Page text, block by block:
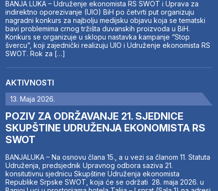
BANJA LUKA – Udruženje ekonomista RS SWOT i Uprava za
indirektno oporezivanje (UIO) BiH po četvrti put organizuju
nagradni konkurs za najbolju medijsku objavu koja se tematski
bavi problemima crnog tržišta duvanskih proizvoda u BiH.
Konkurs se organizuje u sklopu nastavka kampanje “Stop
švercu”, koji zajednički realizuju UIO i Udruženje ekonomista RS
SWOT. Rok za […]
AKTIVNOSTI
13. Maja 2026.
POZIV ZA ODRŽAVANJE 21. SJEDNICE
SKUPŠTINE UDRUŽENJA EKONOMISTA RS
SWOT
BANJALUKA – Na osnovu člana 15., a u vezi sa članom 11. Statuta
Udruženja, predsjednik Upravnog odbora saziva 21.
konsitutivnu sjednicu Skupštine Udruženja ekonomista
Republike Srpske SWOT, koja će se održati 28. maja 2026. u